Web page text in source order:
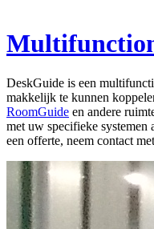
DeskGuide is een
makkelijk te kunnen
RoomGuide en andere
met uw specifieke
een offerte, neem contact